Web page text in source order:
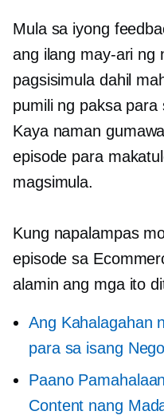
Mula sa iyong
ang ilang may-ari ng
pagsisimula dahil
pumili ng paksa para
Kaya naman
episode para
magsimula.
Kung napalampas
episode sa
alamin ang mga ito
Ang Kahalagahan
para sa isang
Paano
Content nang